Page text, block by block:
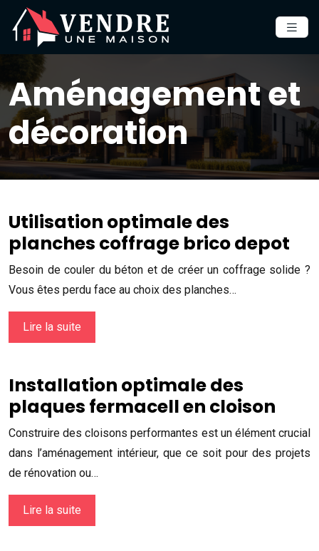
Aménagement et
décoration
Utilisation optimale des
planches coffrage brico depot
Besoin de couler du béton et de créer un coffrage solide ?
Vous êtes perdu face au choix des planches…
Lire la suite
Installation optimale des
plaques fermacell en cloison
Construire des cloisons performantes est un élément crucial
dans l’aménagement intérieur, que ce soit pour des projets
de rénovation ou…
Lire la suite